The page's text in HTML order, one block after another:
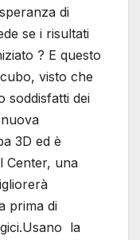
di
se i risultati
? E questo
visto che
soddisfatti dei
3D ed è
Center, una
prima di
la